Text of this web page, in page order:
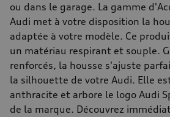
ou dans le garage. La gamme
Audi met à votre disposition la
adaptée à votre modèle. Ce
un matériau respirant et souple.
renforcés, la housse s'ajuste
la silhouette de votre Audi. Elle
anthracite et arbore le logo Audi
de la marque. Découvrez